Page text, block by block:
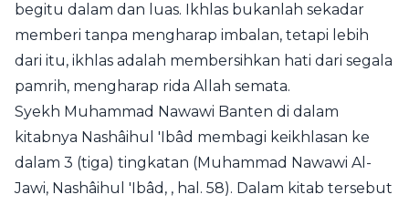
begitu dalam dan luas. Ikhlas bukanlah sekadar
memberi tanpa mengharap imbalan, tetapi lebih
dari itu, ikhlas adalah membersihkan hati dari segala
pamrih, mengharap rida Allah semata.
Syekh Muhammad Nawawi Banten di dalam
kitabnya Nashâihul 'Ibâd membagi keikhlasan ke
dalam 3 (tiga) tingkatan (Muhammad Nawawi Al-
Jawi, Nashâihul 'Ibâd, , hal. 58). Dalam kitab tersebut